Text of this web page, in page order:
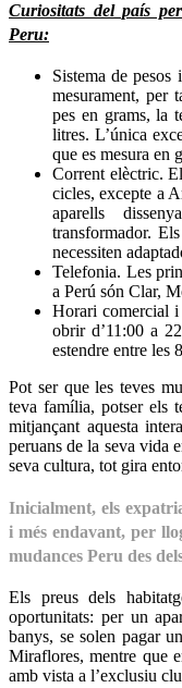
Curiositats del país
Peru:
Sistema de
mesurament, per
pes en grams, la
litres. L’única
que es mesura en
Corrent elèctric.
cicles, excepte a
aparells
transformador.
necessiten
Telefonia. Les
a Perú són Clar,
Horari comercial i
obrir d’11:00 a
estendre entre les
Pot ser que les teves
teva família, potser els
mitjançant aquesta
peruans de la seva vida
seva cultura, tot gira
Inicialment, els
i més endavant, per
mudances Peru des
Els preus dels
oportunitats: per un
banys, se solen pagar
Miraflores, mentre que
amb vista a l’exclusiu